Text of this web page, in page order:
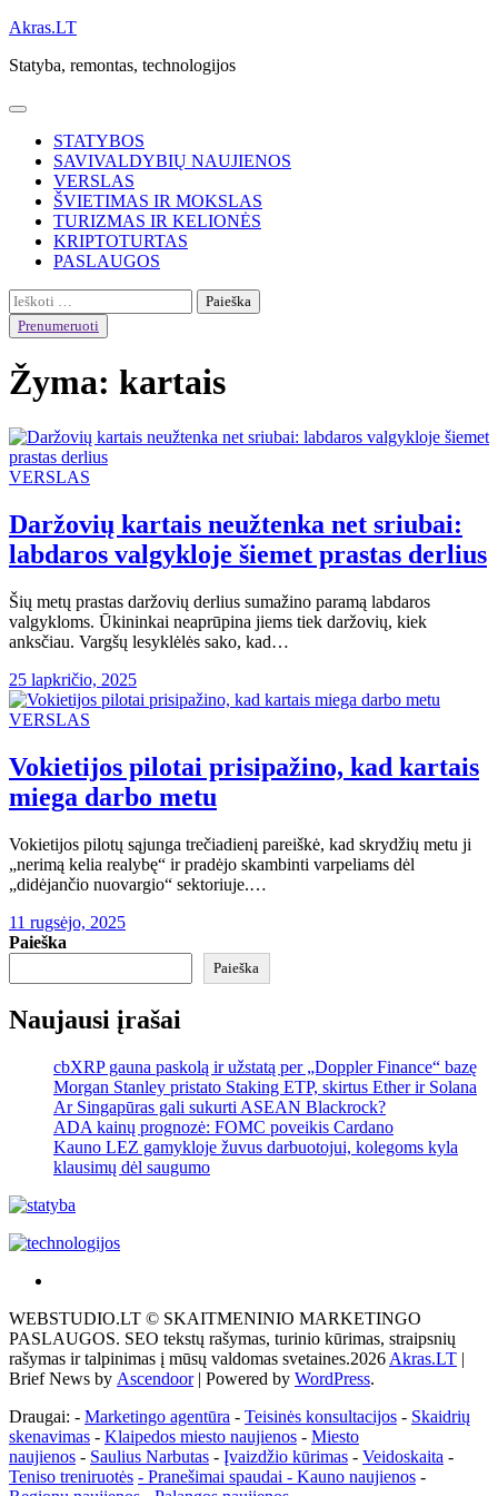
Skip
content
Akras.LT
Statyba, remontas, technologijos
STATYBOS
SAVIVALDYBIŲ NAUJIENOS
VERSLAS
ŠVIETIMAS IR MOKSLAS
TURIZMAS IR KELIONĖS
KRIPTOTURTAS
PASLAUGOS
Ieškoti:
Prenumeruoti
Žyma: kartais
VERSLAS
Daržovių kartais neužtenka net sriubai:
labdaros valgykloje šiemet prastas derlius
Šių metų prastas daržovių derlius sumažino paramą labdaros
valgykloms. Ūkininkai neaprūpina jiems tiek daržovių, kiek
anksčiau. Vargšų lesyklėlės sako, kad…
25 lapkričio, 2025
VERSLAS
Vokietijos pilotai prisipažino, kad kartais
miega darbo metu
Vokietijos pilotų sąjunga trečiadienį pareiškė, kad skrydžių metu ji
„nerimą kelia realybę“ ir pradėjo skambinti varpeliams dėl
„didėjančio nuovargio“ sektoriuje.…
11 rugsėjo, 2025
Paieška
Paieška
Naujausi įrašai
cbXRP gauna paskolą ir užstatą per „Doppler Finance“ bazę
Morgan Stanley pristato Staking ETP, skirtus Ether ir Solana
Ar Singapūras gali sukurti ASEAN Blackrock?
ADA kainų prognozė: FOMC poveikis Cardano
Kauno LEZ gamykloje žuvus darbuotojui, kolegoms kyla
klausimų dėl saugumo
tai
žemės
ploto
matavimo
Pagrindinis
WEBSTUDIO.LT © SKAITMENINIO MARKETINGO
PASLAUGOS. SEO tekstų rašymas, turinio kūrimas, straipsnių
rašymas ir talpinimas į mūsų valdomas svetaines.2026 Akras.LT |
Brief News by Ascendoor| Powered by WordPress.
Draugai: - Marketingo agentūra - Teisinės konsultacijos - Skaidrių
skenavimas - Klaipedos miesto naujienos - Miesto
naujienos - Saulius Narbutas - Įvaizdžio kūrimas - Veidoskaita -
Teniso treniruotės - Pranešimai spaudai - Kauno naujienos -